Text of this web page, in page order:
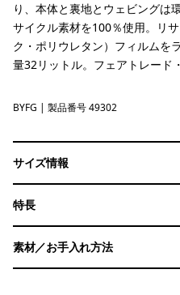
り、本体と裏地とウェビングは
サイクル素材を100％使用。リ
ク・ポリウレタン）フィルムを
量32リットル。フェアトレード
Berry Fig
BYFG | 製品番号 49302
サイズ情報
特長
素材／お手入れ方法